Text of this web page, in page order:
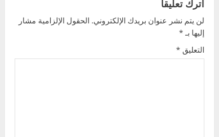
v
i
g
اترك تعليقاً
لن يتم نشر عنوان بريدك الإلكتروني. الحقول الإلزامية مشار
إليها بـ*
التعليق *